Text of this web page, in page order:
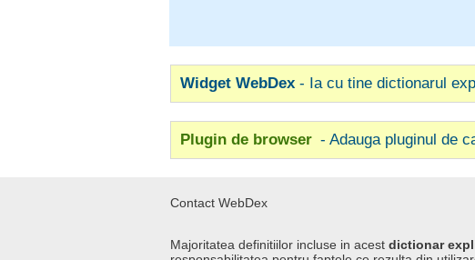
Widget WebDex - Ia cu tine dictionarul
Plugin de browser - Adauga pluginul de
Contact WebDex
Majoritatea definitiilor incluse in acest dictionar